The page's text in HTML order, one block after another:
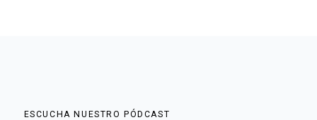
ESCUCHA NUESTRO PÓDCAST